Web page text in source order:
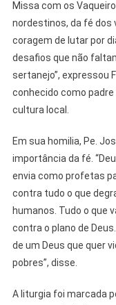
Missa com os
nordestinos, da fé dos
coragem de lutar por
desafios que não
sertanejo”, expressou
conhecido como
cultura local.
Em sua homilia, Pe.
importância da fé.
envia como profetas
contra tudo o que
humanos. Tudo o que
contra o plano de
de um Deus que quer
pobres”, disse.
A liturgia foi marcada